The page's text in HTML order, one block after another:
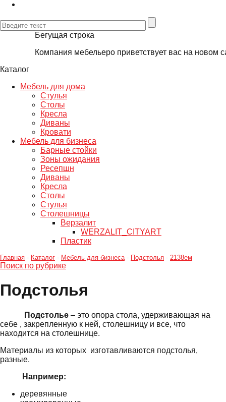
Бегущая строка
Компания мебельеро приветствует вас на новом
Каталог
Мебель для дома
Стулья
Столы
Кресла
Диваны
Кровати
Мебель для бизнеса
Барные стойки
Зоны ожидания
Ресепшн
Диваны
Кресла
Столы
Стулья
Столешницы
Верзалит
WERZALIT_CITYART
Пластик
Главная - Каталог - Мебель для бизнеса- Подстолья - 2138ем
Поиск по рубрике
Подстолья
Подстолье – это опора стола, удерживающая на
себе , закрепленную к ней, столешницу и все, что
находится на столешнице.
Материалы из которых изготавливаются подстолья,
разные.
Например:
деревянные